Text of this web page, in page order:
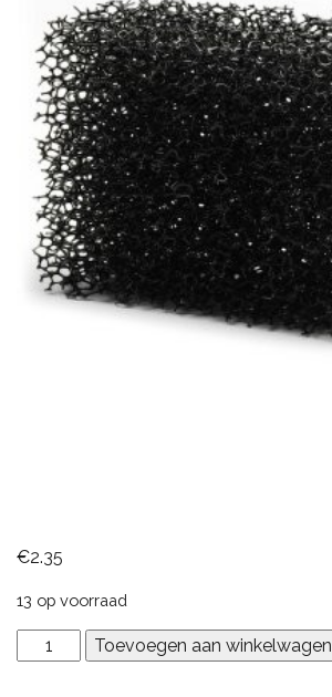
€2.35
13 op voorraad
Stoppelspons
aantal
Toevoegen aan winkelwagen